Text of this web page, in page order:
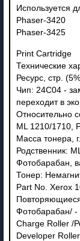
Используется
Phaser-3420
Phaser-3425
Print Cartridge
Технические
Ресурс, стр.
Чип: 24C04 -
переходит в
Относительно
ML 1210/1710,
Масса тонера,
Родственник:
Фотобарабан,
Тонер:
Part No. Xerox
Фотобарабан/ -
Charge Roller /
Developer